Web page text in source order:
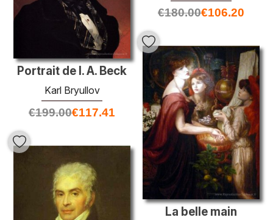
€180.00€106.20
Portrait de I. A. Beck
Karl Bryullov
€199.00€117.41
La belle main